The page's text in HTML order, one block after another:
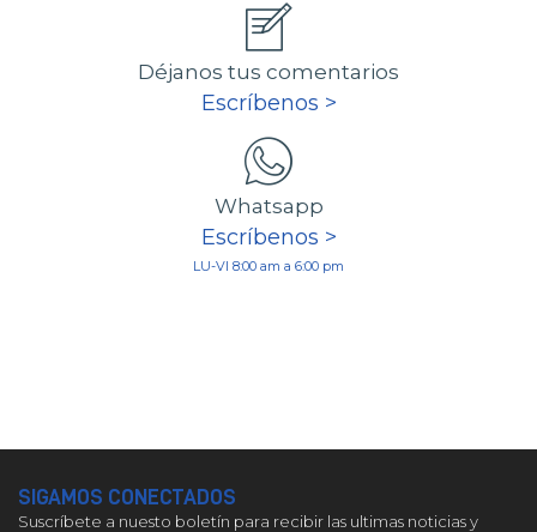
Déjanos tus comentarios
Escríbenos >
Whatsapp
Escríbenos >
LU-VI 8:00 am a 6:00 pm
SIGAMOS CONECTADOS
Suscríbete a nuesto boletín para recibir las ultimas noticias y